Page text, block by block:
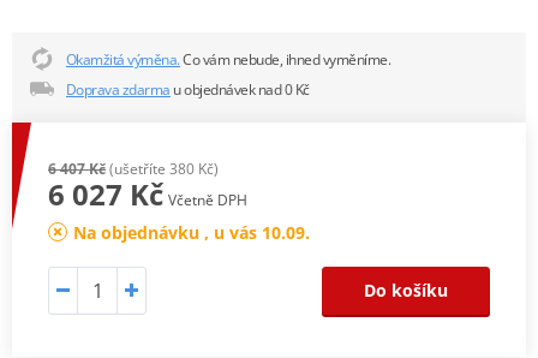
Okamžitá výměna.Co vám nebude, ihned vyměníme.
Doprava zdarma u objednávek nad 0 Kč
6 407 Kč(ušetříte 380 Kč)
6 027 Kč Včetně DPH
Na objednávku , u vás 10.09.
Do košíku